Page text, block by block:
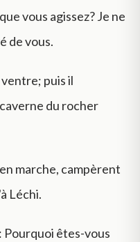
vous agissez? Je ne
de vous.
puis il
du rocher
marche, campèrent
Léchi.
Pourquoi êtes-vous